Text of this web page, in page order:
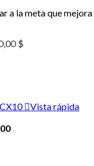
a la meta que
$
Vista rápida